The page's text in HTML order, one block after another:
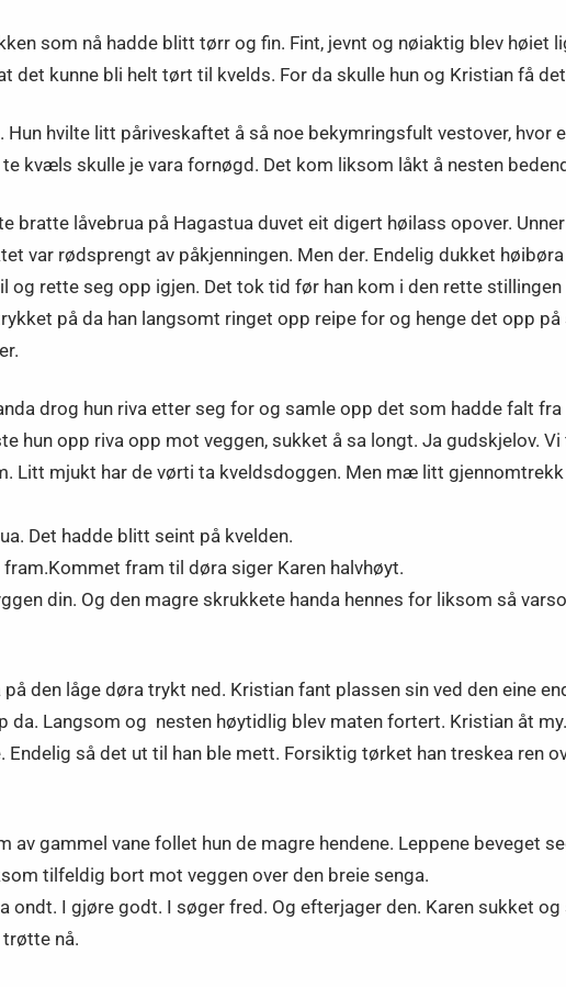
som nå hadde blitt tørr og fin. Fint, jevnt og nøiaktig blev høiet
det kunne bli helt tørt til kvelds. For da skulle hun og Kristian få
hvilte litt påriveskaftet å så noe bekymringsfult vestover, hvor
kvæls skulle je vara fornøgd. Det kom liksom låkt å nesten
bratte låvebrua på Hagastua duvet eit digert høilass opover.
var rødsprengt av påkjenningen. Men der. Endelig dukket
rette seg opp igjen. Det tok tid før han kom i den rette
på da han langsomt ringet opp reipe for og henge det opp
drog hun riva etter seg for og samle opp det som hadde falt
hun opp riva opp mot veggen, sukket å sa longt. Ja gudskjelov.
Litt mjukt har de vørti ta kveldsdoggen. Men mæ litt
Det hadde blitt seint på kvelden.
fram til døra siger Karen halvhøyt.
din. Og den magre skrukkete handa hennes for liksom så
den låge døra trykt ned. Kristian fant plassen sin ved den eine
da. Langsom og nesten høytidlig blev maten fortert. Kristian åt
Endelig så det ut til han ble mett. Forsiktig tørket han treskea ren
av gammel vane follet hun de magre hendene. Leppene beveget
tilfeldig bort mot veggen over den breie senga.
I gjøre godt. I søger fred. Og efterjager den. Karen sukket
nå.